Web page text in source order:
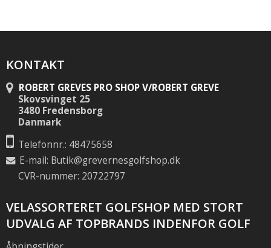
KONTAKT
ROBERT GREVES PRO SHOP V/ROBERT GREVE
Skovsvinget 25
3480 Fredensborg
Danmark
Telefonnr.: 48475658
E-mail: Butik@grevernesgolfshop.dk
CVR-nummer: 20722797
VELASSORTERET GOLFSHOP MED STORT
UDVALG AF TOPBRANDS INDENFOR GOLF